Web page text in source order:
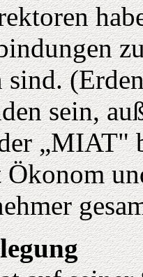
sind.
sein,
„MIAT"